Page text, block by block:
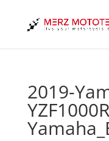
2019-